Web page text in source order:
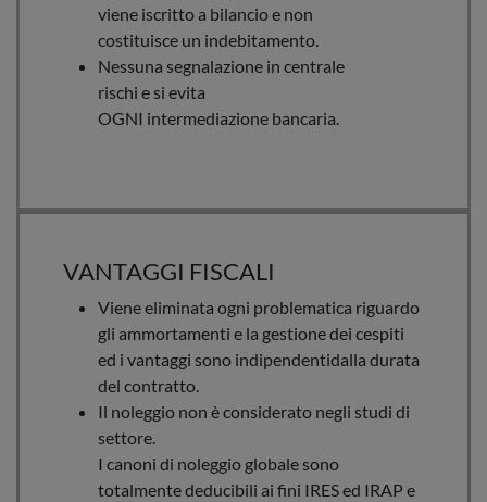
viene iscritto a bilancio e non
costituisce un indebitamento.
Nessuna segnalazione in centrale
rischi e si evita
OGNI intermediazione bancaria.
VANTAGGI FISCALI
Viene eliminata ogni problematica riguardo
gli ammortamenti e la gestione dei cespiti
ed i vantaggi sono indipendentidalla durata
del contratto.
Il noleggio non è considerato negli studi di
settore.
I canoni di noleggio globale sono
totalmente deducibili ai fini IRES ed IRAP e